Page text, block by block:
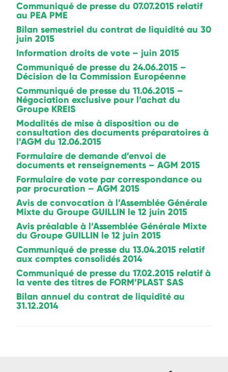
Communiqué de presse du 07.07.2015 relatif
au PEA PME
Bilan semestriel du contrat de liquidité au 30
juin 2015
Information droits de vote – juin 2015
Communiqué de presse du 24.06.2015 –
Décision de la Commission Européenne
Communiqué de presse du 11.06.2015 –
Négociation exclusive pour l’achat du
Groupe KREIS
Modalités de mise à disposition ou de
consultation des documents préparatoires à
l’AGM du 12.06.2015
Formulaire de demande d’envoi de
documents et renseignements – AGM 2015
Formulaire de vote par correspondance ou
par procuration – AGM 2015
Avis de convocation à l’Assemblée Générale
Mixte du Groupe GUILLIN le 12 juin 2015
Avis préalable à l’Assemblée Générale Mixte
du Groupe GUILLIN le 12 juin 2015
Communiqué de presse du 13.04.2015 relatif
aux comptes consolidés 2014
Communiqué de presse du 17.02.2015 relatif à
la vente des titres de FORM’PLAST SAS
Bilan annuel du contrat de liquidité au
31.12.2014